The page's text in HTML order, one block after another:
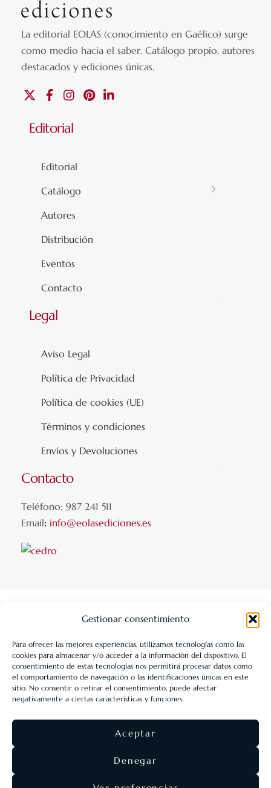
Gestionar consentimiento
Para ofrecer las mejores experiencias, utilizamos tecnologías como las
cookies para almacenar y/o acceder a la información del dispositivo. El
consentimiento de estas tecnologías nos permitirá procesar datos como
el comportamiento de navegación o las identificaciones únicas en este
sitio. No consentir o retirar el consentimiento, puede afectar
negativamente a ciertas características y funciones.
Aceptar
Denegar
La editorial EOLAS (conocimiento en Gaélico) surge
como medio hacia el saber.Catálogo propio, autores
destacados y ediciones únicas.
FacebookInstagramPinterest
Editorial
Editorial
Catálogo
Autores
Distribución
Eventos
Contacto
Legal
Aviso Legal
Política de Privacidad
Política de cookies (UE)
Términos y condiciones
Envíos y Devoluciones
Contacto
Teléfono: 987 241 511
Email: info@eolasediciones.es
LIBRERÍA UNIVERSITARIA LEÓN 1980 SLL ha sido beneficiaria
de Fondos Europeos, cuyo objetivo es la mejora de la
competitividad de las PYMES, y gracias al cual ha puesto en
marcha un Plan de Acción con el objetivo de reforzar la
digitalización y la competitividad de las pymes durante el año
2025. Para ello ha contado con el apoyo del Programa Pyme
Digital de la Cámara de Comercio de León.